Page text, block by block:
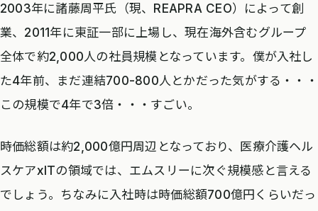
2003年に諸藤周平氏（現、REAPRA CEO）によって創
業、2011年に東証一部に上場し、現在海外含むグループ
全体で約2,000人の社員規模となっています。僕が入社し
た4年前、まだ連結700-800人とかだった気がする・・・
この規模で4年で3倍・・・すごい。
時価総額は約2,000億円周辺となっており、医療介護ヘル
スケアxITの領域では、エムスリーに次ぐ規模感と言える
でしょう。ちなみに入社時は時価総額700億円くらいだっ